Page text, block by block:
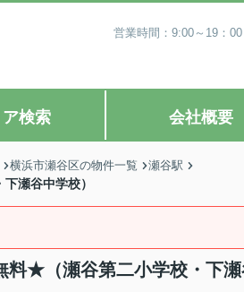
営業時間：9:00～19：
検索 会社概要
横浜市瀬谷区の物件一覧 瀬谷駅
瀬谷中学校）
料★（瀬谷第二小学校・下